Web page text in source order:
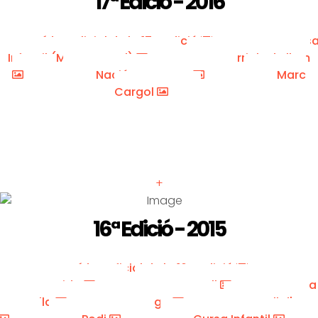
Vídeo oficial de la 17a edició
Infantil (Marc Cargol)
Corriols de llum
Nació Muntanya
Marc
Cargol
+
16ª Edició - 2015
Vídeo oficial de la 16a edició
Sortida
Can Coll
La
Portella
Taga
Coll d'Art